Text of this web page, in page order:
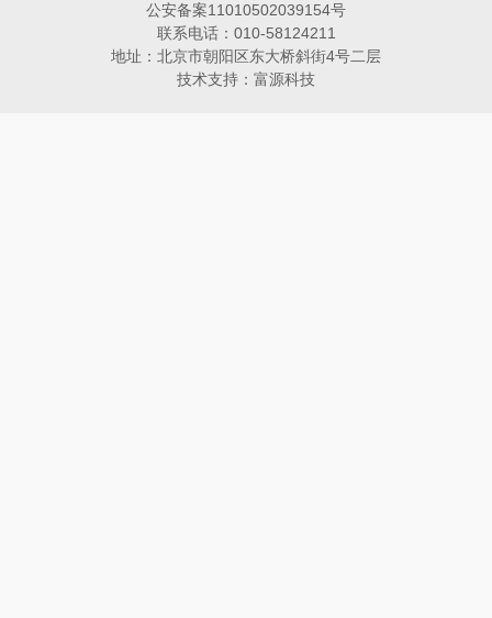
公安备案11010502039154号
联系电话：010-58124211
地址：北京市朝阳区东大桥斜街4号二层
技术支持：富源科技